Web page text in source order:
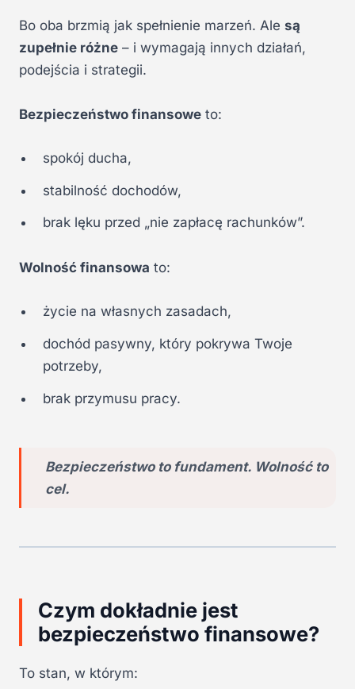
Bo oba brzmią jak spełnienie marzeń. Ale są
zupełnie różne – i wymagają innych działań,
podejścia i strategii.
Bezpieczeństwo finansowe to:
spokój ducha,
stabilność dochodów,
brak lęku przed „nie zapłacę rachunków”.
Wolność finansowa to:
życie na własnych zasadach,
dochód pasywny, który pokrywa Twoje
potrzeby,
brak przymusu pracy.
Bezpieczeństwo to fundament. Wolność to
cel.
Czym dokładnie jest
bezpieczeństwo finansowe?
To stan, w którym: